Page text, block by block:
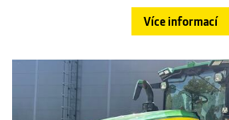
Více informací